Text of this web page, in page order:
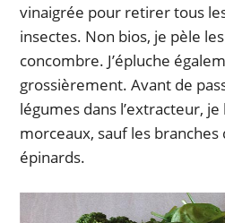
vinaigrée pour retirer tous
insectes. Non bios, je pèle
concombre. J’épluche
grossièrement. Avant de
légumes dans l’extracteur,
morceaux, sauf les branches
épinards.